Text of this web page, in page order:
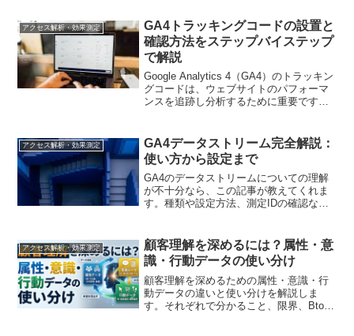
アクセス解析・効果測定
GA4トラッキングコードの設置と
確認方法をステップバイステップ
で解説
Google Analytics 4（GA4）のトラッキン
グコードは、ウェブサイトのパフォーマ
ンスを追跡し分析するために重要です。
ます。設置手順や確認方法をステップバ
イステップで説明し、マーケティング担
当者がスムーズにGA4を導入できるよう
にサポートします。
アクセス解析・効果測定
GA4データストリーム完全解説：
使い方から設定まで
GA4のデータストリームについての理解
が不十分なら、この記事が教えてくれま
す。種類や設定方法、測定IDの確認な
アクセス解析・効果測定
顧客理解を深めるには？属性・意
識・行動データの使い分け
顧客理解を深めるための属性・意識・行
動データの違いと使い分けを解説しま
す。それぞれで分かること、限界、BtoB